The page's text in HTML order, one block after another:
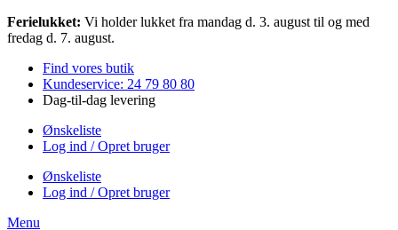
Videre
til
Ferielukket: Vi holder lukket fra mandag d. 3. august til og med
fredag d. 7. august.
Find vores butik
Kundeservice: 24 79 80 80
Dag-til-dag levering
Ønskeliste
Log ind / Opret bruger
Ønskeliste
Log ind / Opret bruger
Menu